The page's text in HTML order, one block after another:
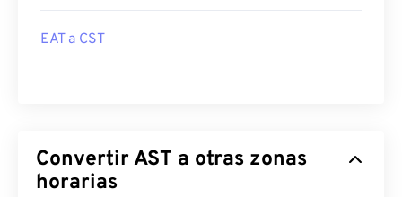
EAT a CST
Convertir AST a otras zonas
horarias